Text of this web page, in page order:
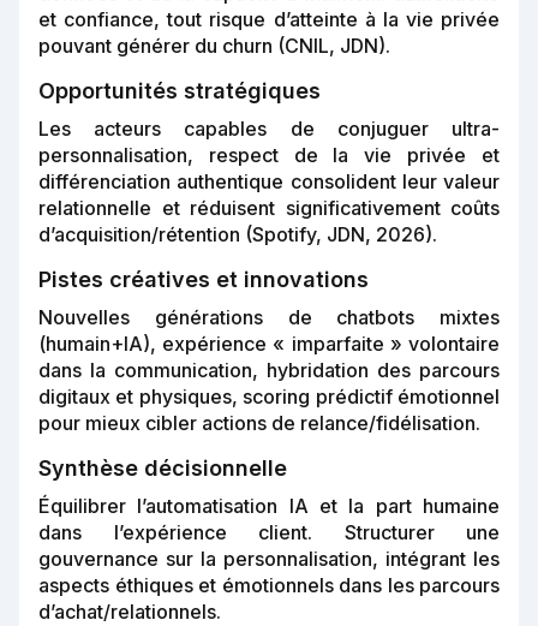
et confiance, tout risque d’atteinte à la vie privée
pouvant générer du churn (CNIL, JDN).
Opportunités stratégiques
Les acteurs capables de conjuguer ultra-
personnalisation, respect de la vie privée et
différenciation authentique consolident leur valeur
relationnelle et réduisent significativement coûts
d’acquisition/rétention (Spotify, JDN, 2026).
Pistes créatives et innovations
Nouvelles générations de chatbots mixtes
(humain+IA), expérience « imparfaite » volontaire
dans la communication, hybridation des parcours
digitaux et physiques, scoring prédictif émotionnel
pour mieux cibler actions de relance/fidélisation.
Synthèse décisionnelle
Équilibrer l’automatisation IA et la part humaine
dans l’expérience client. Structurer une
gouvernance sur la personnalisation, intégrant les
aspects éthiques et émotionnels dans les parcours
d’achat/relationnels.